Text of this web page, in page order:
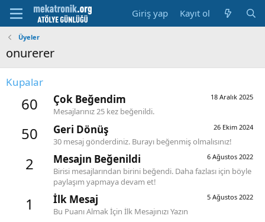
Giriş yap Kayıt ol
Üyeler
onurerer
Kupalar
60 18 Aralık 2025
Çok Beğendim
Mesajlarınız 25 kez beğenildi.
50 26 Ekim 2024
Geri Dönüş
30 mesaj gönderdiniz. Burayı beğenmiş olmalısınız!
2 6 Ağustos 2022
Mesajın Beğenildi
Birisi mesajlarından birini beğendi. Daha fazlası için böyle
paylaşım yapmaya devam et!
1 5 Ağustos 2022
İlk Mesaj
Bu Puanı Almak İçin İlk Mesajınızı Yazın